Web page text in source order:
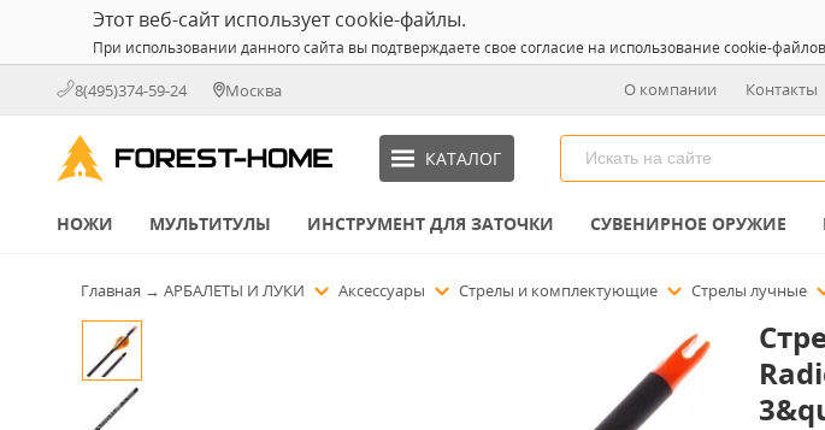
Этот веб-сайт использует cookie-файлы.
При использовании данного сайта вы подтверждаете свое согласие на использование cookie-
8(495)374-59-24 Москва О компании Контакты
КАТАЛОГ
НОЖИ МУЛЬТИТУЛЫ ИНСТРУМЕНТ ДЛЯ ЗАТОЧКИ СУВЕНИРНОЕ ОРУЖИЕ
Главная → АРБАЛЕТЫ И ЛУКИ Аксессуары Стрелы и комплектующие Стрелы лучные